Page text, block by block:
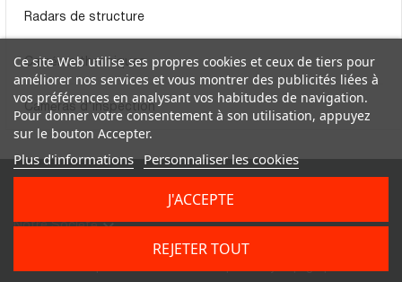
Radars de structure
Caméras thermiques
Caméras d'inspection

Notre Société
Ce site Web utilise ses propres cookies et ceux de tiers pour
améliorer nos services et vous montrer des publicités liées à
vos préférences en analysant vos habitudes de navigation.
Pour donner votre consentement à son utilisation, appuyez
sur le bouton Accepter.
Plus d'informations Personnaliser les cookies
REJETER TOUT
J'ACCEPTE